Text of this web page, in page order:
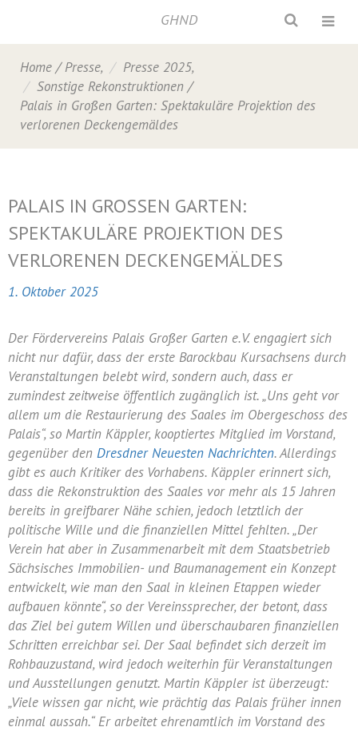
Home / Presse, Presse 2025,
Sonstige Rekonstruktionen /
Palais in Großen Garten: Spektakuläre Projektion des
verlorenen Deckengemäldes
PALAIS IN GROSSEN GARTEN: S
PEKTAKULÄRE PROJEKTION DES V
ERLORENEN DECKENGEMÄLDES
1. Oktober 2025
Der Fördervereins Palais Großer Garten e.V. engagiert sich
nicht nur dafür, dass der erste Barockbau Kursachsens durch
Veranstaltungen belebt wird, sondern auch, dass er
zumindest zeitweise öffentlich zugänglich ist. „Uns geht vor
allem um die Restaurierung des Saales im Obergeschoss des
Palais“, so Martin Käppler, kooptiertes Mitglied im Vorstand,
gegenüber den Dresdner Neuesten Nachrichten. Allerdings
gibt es auch Kritiker des Vorhabens. Käppler erinnert sich,
dass die Rekonstruktion des Saales vor mehr als 15 Jahren
bereits in greifbarer Nähe schien, jedoch letztlich der
politische Wille und die finanziellen Mittel fehlten. „Der
Verein hat aber in Zusammenarbeit mit dem Staatsbetrieb
Sächsisches Immobilien- und Baumanagement ein Konzept
entwickelt, wie man den Saal in kleinen Etappen wieder
aufbauen könnte“, so der Vereinssprecher, der betont, dass
das Ziel bei gutem Willen und überschaubaren finanziellen
Schritten erreichbar sei. Der Saal befindet sich derzeit im
Rohbauzustand, wird jedoch weiterhin für Veranstaltungen
und Ausstellungen genutzt. Martin Käppler ist überzeugt:
„Viele wissen gar nicht, wie prächtig das Palais früher innen
einmal aussah.“ Er arbeitet ehrenamtlich im Vorstand des
GHND